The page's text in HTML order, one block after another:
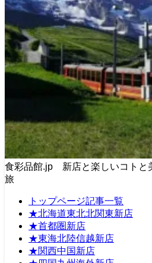
食彩品館.jp 新店と楽しいコトと
旅
トップページ記事一覧
★北海道東北北関東新店
★首都圏新店
★東海北陸信越新店
★関西中国新店